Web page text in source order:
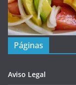
Páginas
Aviso Legal